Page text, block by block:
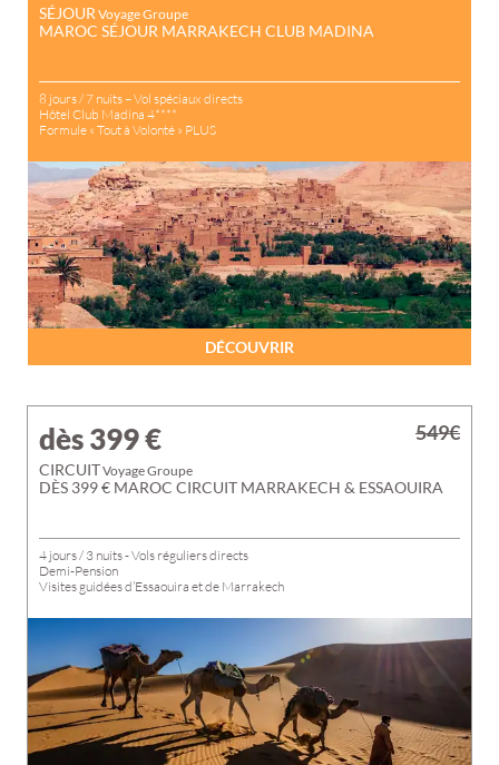
SÉJOUR Voyage Groupe
MAROC SÉJOUR MARRAKECH CLUB MADINA
8 jours / 7 nuits – Vol spéciaux directs
Hôtel Club Madina 4****
Formule « Tout à Volonté » PLUS
DÉCOUVRIR
dès 399€
CIRCUITVoyage Groupe
DÈS 399 € MAROC CIRCUIT MARRAKECH & ESSAOUIRA
4 jours / 3 nuits - Vols réguliers directs
Demi-Pension
Visites guidées d’Essaouira et de Marrakech
549€